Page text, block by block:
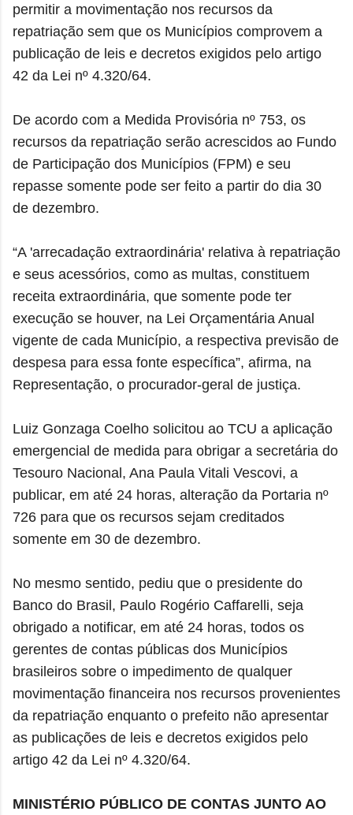
permitir a movimentação nos recursos da
repatriação sem que os Municípios comprovem a
publicação de leis e decretos exigidos pelo artigo
42 da Lei nº 4.320/64.
De acordo com a Medida Provisória nº 753, os
recursos da repatriação serão acrescidos ao Fundo
de Participação dos Municípios (FPM) e seu
repasse somente pode ser feito a partir do dia 30
de dezembro.
“A 'arrecadação extraordinária' relativa à repatriação
e seus acessórios, como as multas, constituem
receita extraordinária, que somente pode ter
execução se houver, na Lei Orçamentária Anual
vigente de cada Município, a respectiva previsão de
despesa para essa fonte específica”, afirma, na
Representação, o procurador-geral de justiça.
Luiz Gonzaga Coelho solicitou ao TCU a aplicação
emergencial de medida para obrigar a secretária do
Tesouro Nacional, Ana Paula Vitali Vescovi, a
publicar, em até 24 horas, alteração da Portaria nº
726 para que os recursos sejam creditados
somente em 30 de dezembro.
No mesmo sentido, pediu que o presidente do
Banco do Brasil, Paulo Rogério Caffarelli, seja
obrigado a notificar, em até 24 horas, todos os
gerentes de contas públicas dos Municípios
brasileiros sobre o impedimento de qualquer
movimentação financeira nos recursos provenientes
da repatriação enquanto o prefeito não apresentar
as publicações de leis e decretos exigidos pelo
artigo 42 da Lei nº 4.320/64.
MINISTÉRIO PÚBLICO DE CONTAS JUNTO AO